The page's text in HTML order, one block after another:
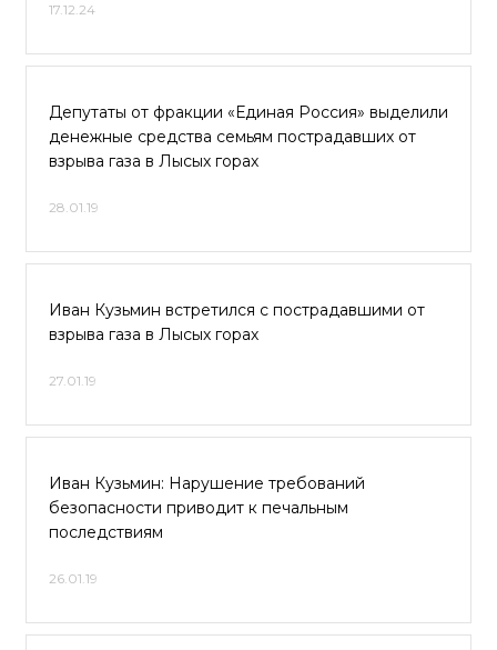
17.12.24
Депутаты от фракции «Единая Россия» выделили
денежные средства семьям пострадавших от
взрыва газа в Лысых горах
28.01.19
Иван Кузьмин встретился с пострадавшими от
взрыва газа в Лысых горах
27.01.19
Иван Кузьмин: Нарушение требований
безопасности приводит к печальным
последствиям
26.01.19